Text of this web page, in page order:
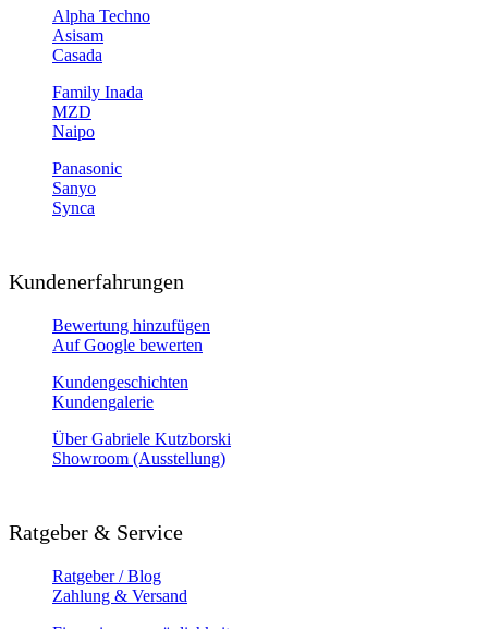
Alpha Techno
Asisam
Casada
Family Inada
MZD
Naipo
Panasonic
Sanyo
Synca
Kundenerfahrungen
Bewertung hinzufügen
Auf Google bewerten
Kundengeschichten
Kundengalerie
Über Gabriele Kutzborski
Showroom (Ausstellung)
Ratgeber & Service
Ratgeber / Blog
Zahlung & Versand